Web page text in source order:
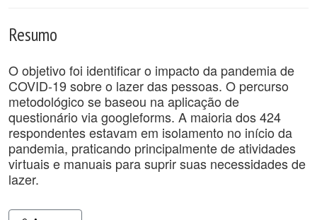
Resumo
O objetivo foi identificar o impacto da pandemia de
COVID-19 sobre o lazer das pessoas. O percurso
metodológico se baseou na aplicação de
questionário via googleforms. A maioria dos 424
respondentes estavam em isolamento no início da
pandemia, praticando principalmente de atividades
virtuais e manuais para suprir suas necessidades de
lazer.